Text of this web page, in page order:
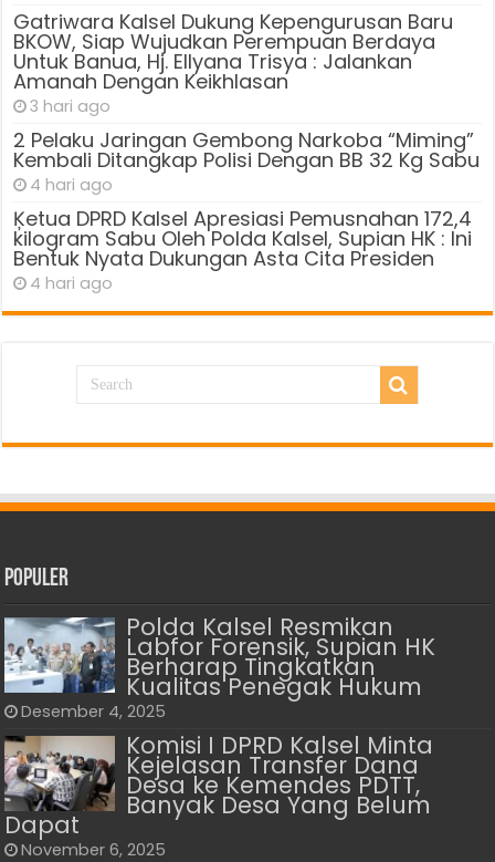
Gatriwara Kalsel Dukung Kepengurusan Baru
BKOW, Siap Wujudkan Perempuan Berdaya
Untuk Banua, Hj. Ellyana Trisya : Jalankan
Amanah Dengan Keikhlasan
3 hari ago
2 Pelaku Jaringan Gembong Narkoba “Miming”
Kembali Ditangkap Polisi Dengan BB 32 Kg Sabu
4 hari ago
Ķetua DPRD Kalsel Apresiasi Pemusnahan 172,4
kilogram Sabu Oleh Polda Kalsel, Supian HK : Ini
Bentuk Nyata Dukungan Asta Cita Presiden
4 hari ago
Populer
Polda Kalsel Resmikan
Labfor Forensik, Supian HK
Berharap Tingkatkan
Kualitas Penegak Hukum
Desember 4, 2025
Komisi I DPRD Kalsel Minta
Kejelasan Transfer Dana
Desa ke Kemendes PDTT,
Banyak Desa Yang Belum
Dapat
November 6, 2025